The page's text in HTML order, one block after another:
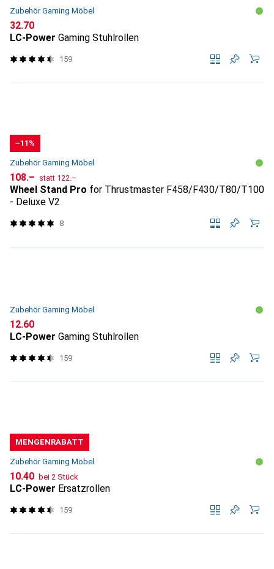
Zubehör Gaming Möbel
CHF
32.70
LC-Power Gaming Stuhlrollen
159
−11%
Zubehör Gaming Möbel
CHF
108.– statt CHF
122.–
Wheel Stand Pro for Thrustmaster F458/F430/T80/T100
- Deluxe V2
8
Zubehör Gaming Möbel
CHF
12.60
LC-Power Gaming Stuhlrollen
159
MENGENRABATT
Zubehör Gaming Möbel
CHF
10.40 bei 2 Stück
LC-Power Ersatzrollen
159